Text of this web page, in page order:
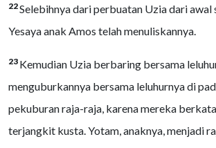
22Selebihnya dari perbuatan Uzia dari awal
Yesaya anak Amos telah menuliskannya.
23 Kemudian Uzia berbaring bersama
menguburkannya bersama leluhurnya di
pekuburan raja-raja, karena mereka
terjangkit kusta. Yotam, anaknya, menjadi